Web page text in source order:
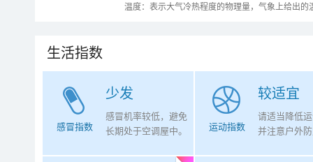
温度：表示大气冷热程度的物理量，气象上给出
生活指数
少发
感冒指数
感冒机率较低，避免
长期处于空调屋中。
较适宜
运动指数
请适当降低
并注意户外